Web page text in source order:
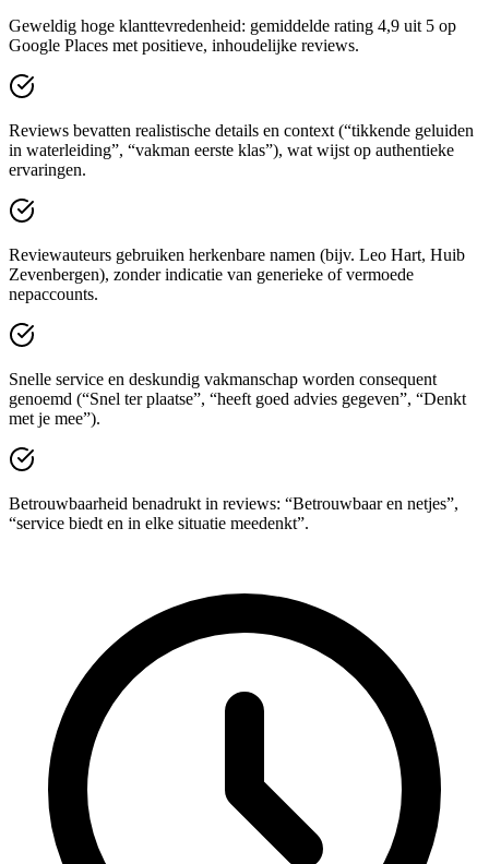
Geweldig hoge klanttevredenheid: gemiddelde rating 4,9 uit 5 op
Google Places met positieve, inhoudelijke reviews.
Reviews bevatten realistische details en context (“tikkende geluiden
in waterleiding”, “vakman eerste klas”), wat wijst op authentieke
ervaringen.
Reviewauteurs gebruiken herkenbare namen (bijv. Leo Hart, Huib
Zevenbergen), zonder indicatie van generieke of vermoede
nepaccounts.
Snelle service en deskundig vakmanschap worden consequent
genoemd (“Snel ter plaatse”, “heeft goed advies gegeven”, “Denkt
met je mee”).
Betrouwbaarheid benadrukt in reviews: “Betrouwbaar en netjes”,
“service biedt en in elke situatie meedenkt”.